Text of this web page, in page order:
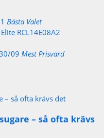
Bästa Valet
RCL14E08A2
09 Mest Prisvärd
– så ofta krävs